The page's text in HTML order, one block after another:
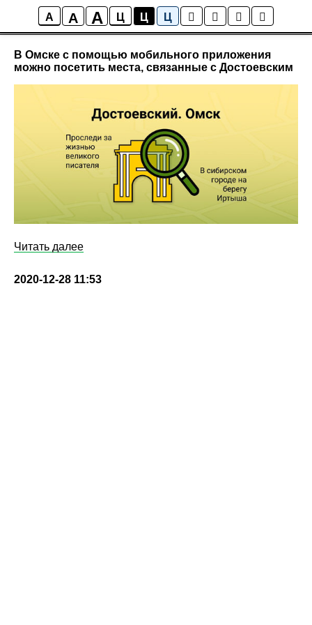
A A A Ц Ц Ц
СМИ о нас
В Омске с помощью мобильного приложения
можно посетить места, связанные с Достоевским
Читать далее
2020-12-28 11:53